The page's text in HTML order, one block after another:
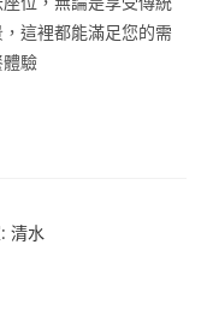
這裡都能滿足您的需
驗